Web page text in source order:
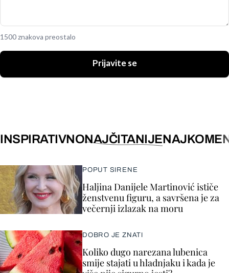
1500 znakova preostalo
Prijavite se
INSPIRATIVNONAJČITANIJE
POPUT SIRENE
Haljina Danijele Martinović ističe
ženstvenu figuru, a savršena je za
večernji izlazak na moru
DOBRO JE ZNATI
Koliko dugo narezana lubenica
smije stajati u hladnjaku i kada je